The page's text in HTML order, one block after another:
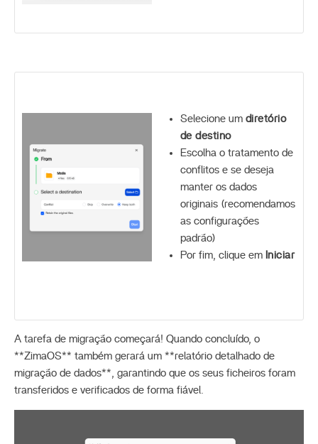
Selecione um diretório
de destino
Escolha o tratamento de
conflitos e se deseja
manter os dados
originais (recomendamos
as configurações
padrão)
Por fim, clique em Iniciar
A tarefa de migração começará! Quando concluído, o
**ZimaOS** também gerará um **relatório detalhado de
migração de dados**, garantindo que os seus ficheiros foram
transferidos e verificados de forma fiável.